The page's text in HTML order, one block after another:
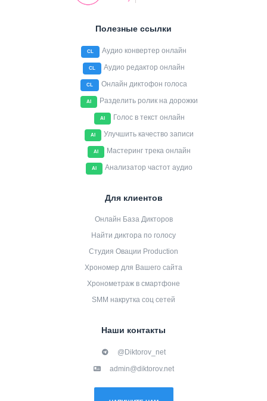
Полезные ссылки
CL Аудио конвертер онлайн
CL Аудио редактор онлайн
CL Онлайн диктофон голоса
AI Разделить ролик на дорожки
AI Голос в текст онлайн
AI Улучшить качество записи
AI Мастеринг трека онлайн
AI Анализатор частот аудио
Для клиентов
Онлайн База Дикторов
Найти диктора по голосу
Студия Овации Production
Хрономер для Вашего сайта
Хронометраж в смартфоне
SMM накрутка соц сетей
Наши контакты
@Diktorov_net
admin@diktorov.net